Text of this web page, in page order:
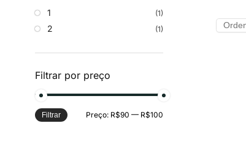
1 (1)
2 (1)
Filtrar por preço
Filtrar Preço: R$90 — R$100